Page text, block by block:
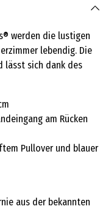
werden die lustigen
lebendig. Die
lässt sich dank des
am Rücken
Pullover und blauer
aus der bekannten